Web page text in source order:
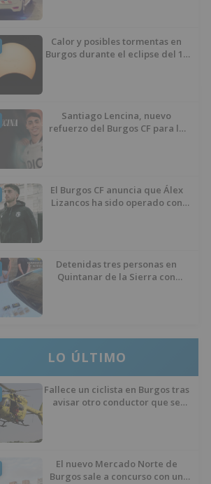
Calor y posibles tormentas en
Burgos durante el eclipse del 12
Santiago Lencina, nuevo
refuerzo del Burgos CF para la
El Burgos CF anuncia que Álex
Lizancos ha sido operado con
Detenidas tres personas en
Quintanar de la Sierra con
LO ÚLTIMO
Fallece un ciclista en Burgos tras
avisar otro conductor que se
El nuevo Mercado Norte de
Burgos sale a concurso con un